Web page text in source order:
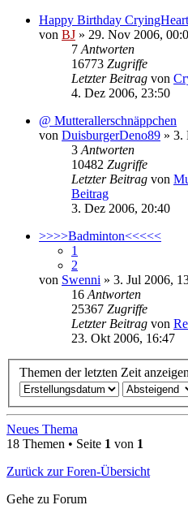
Happy Birthday CryingHeart
von BJ » 29. Nov 2006,
7 Antworten
16773 Zugriffe
Letzter Beitrag von
4. Dez 2006, 23:50
@ Mutterallerschnäppchen
von DuisburgerDeno89 » 3.
3 Antworten
10482 Zugriffe
Letzter Beitrag von
Beitrag
3. Dez 2006, 20:40
>>>>Badminton<<<<<
1
2
von Swenni » 3. Jul 2006,
16 Antworten
25367 Zugriffe
Letzter Beitrag von
23. Okt 2006, 16:47
Themen der letzten Zeit
Neues Thema
18 Themen • Seite 1 von 1
Zurück zur Foren-Übersicht
Gehe zu Forum